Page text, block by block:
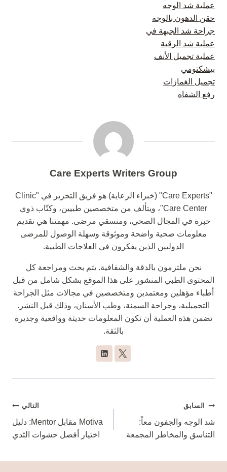
عملية شد الوجه
حقن الدهون بالوجه
جراحة شد الجبهة في
عملية شد الرقبة
عملية تجميل الأنف
بيشكتومي
تجميل الغمازات
رفع الشفاه
Care Experts Writers Group
"Care Experts" (خبراء الرعاية) هو فريق التحرير في "Clinic
Care Center"، ويتألف من متخصصين طبيين، وكتّاب ذوي
خبرة في المجال الصحي، ومنسقي مرضى. مهمتنا هي تقديم
معلومات صحية واضحة وموثوقة وسهلة الوصول للمرضى
الدوليين الذين يفكرون في العلاجات الطبية.
نحن ملتزمون بالدقة والشفافية. يتم بحث ومراجعة كل
المحتوى الطبي المنشور على هذا الموقع بشكل شامل من قبل
أطباء مؤهلين ومعتمدين ومتخصصين في مجالات مثل الجراحة
التجميلية، وجراحة السمنة، وطب الأسنان، وذلك قبل النشر.
تضمن هذه العملية أن تكون المعلومات حديثة وواقعية وجديرة
بالثقة.
تصفّح
المقالات
السابق
شد الوجه والجفون معاً:
التناسق والمخاطر المجمعة
التالي
Motiva مقابل Mentor: دليل
اختيار أفضل حشوات الثدي